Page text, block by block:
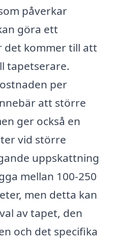
påverkar
göra ett
det kommer till att
tapetserare.
per
att större
ger också en
vid större
uppskattning
mellan 100-250
men detta kan
av tapet, den
och det specifika